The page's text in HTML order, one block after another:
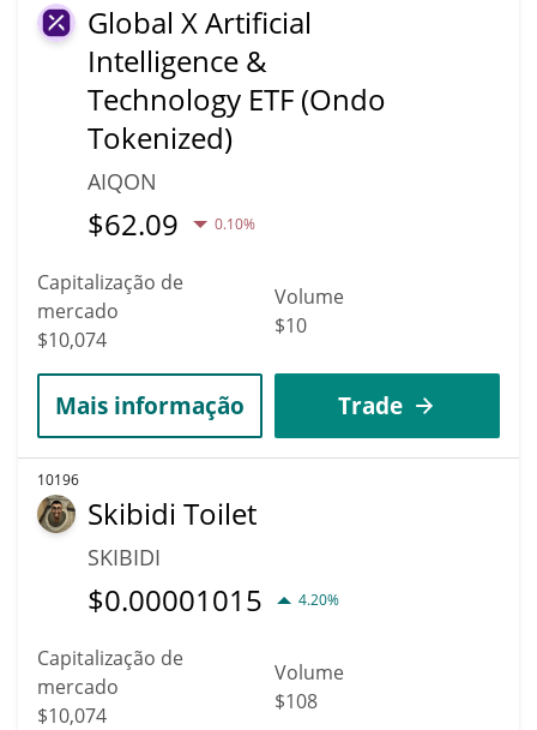
Global X Artificial
Intelligence &
Technology ETF (Ondo
Tokenized)
AIQON
$62.09 0.10%
Capitalização de
mercado
$10,074
Volume
$10
Mais informação Trade
10196
Skibidi Toilet
SKIBIDI
$0.00001015 4.20%
Capitalização de
mercado
$10,074
Volume
$108